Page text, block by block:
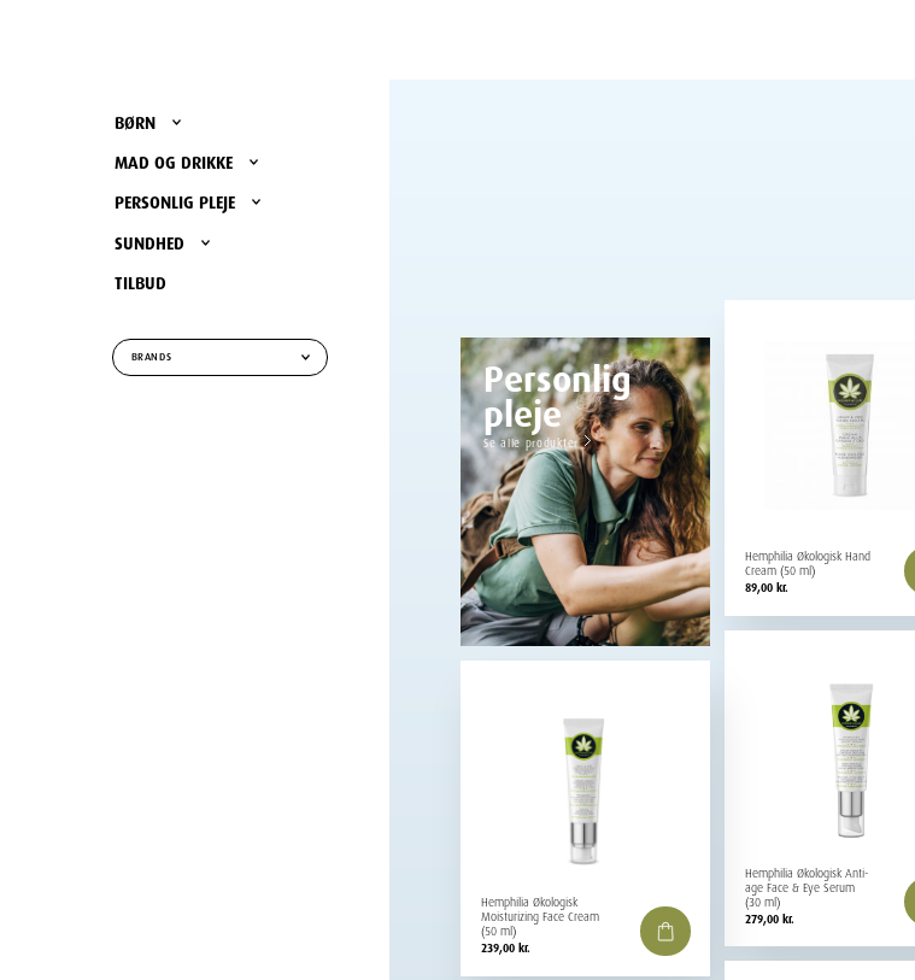
BØRN
MAD OG DRIKKE
PERSONLIG PLEJE
SUNDHED
TILBUD
BRANDS
Hemphilia Økologisk Hand
Cream (50 ml)
89,00kr.
Personlig
pleje
Se alle produkter
Hemphilia Økologisk Anti-
age Face & Eye Serum
(30 ml)
279,00kr.
Hemphilia Økologisk
Moisturizing Face Cream
(50 ml)
239,00kr.